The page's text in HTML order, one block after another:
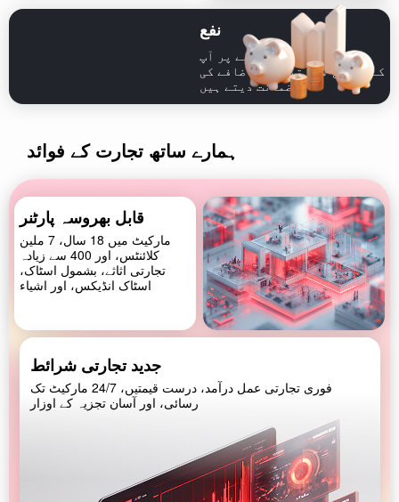
نفع
ہم شرائط کو پورا کرنے پر آپ
کے منافع میں تین گنا اضافے کی
ضمانت دیتے ہیں
ہمارے ساتھ تجارت کے فوائد
قابل بھروسہ پارٹنر
مارکیٹ میں 18 سال، 7 ملین
کلائنٹس، اور 400 سے زیادہ
تجارتی اثاثے، بشمول اسٹاک،
اسٹاک انڈیکس، اور اشیاء
جدید تجارتی شرائط
فوری تجارتی عمل درآمد، درست قیمتیں، 24/7 مارکیٹ تک
رسائی، اور آسان تجزیہ کے اوزار